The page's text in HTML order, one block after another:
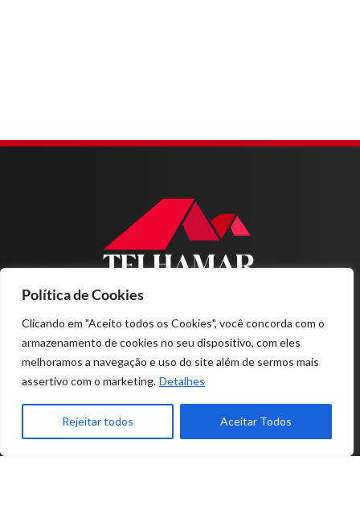
Política de Cookies
Clicando em "Aceito todos os Cookies", você concorda com o
armazenamento de cookies no seu dispositivo, com eles
melhoramos a navegação e uso do site além de sermos mais
assertivo com o marketing. Detalhes
Rejeitar todos Aceitar Todos
Sobre nós
Produtos
Projetos
Contato
11-4978.1200